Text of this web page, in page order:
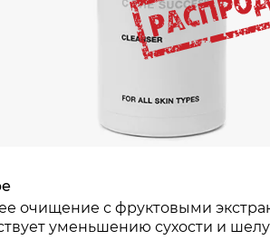
кожу, уменьшает
очищение с фруктовыми
уменьшению сухости и